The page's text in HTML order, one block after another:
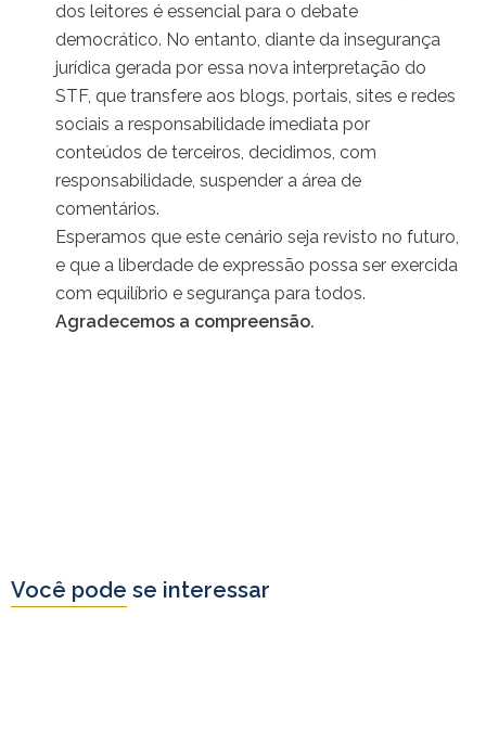
dos leitores é essencial para o debate
democrático. No entanto, diante da insegurança
jurídica gerada por essa nova interpretação do
STF, que transfere aos blogs, portais, sites e redes
sociais a responsabilidade imediata por
conteúdos de terceiros, decidimos, com
responsabilidade, suspender a área de
comentários.
Esperamos que este cenário seja revisto no futuro,
e que a liberdade de expressão possa ser exercida
com equilíbrio e segurança para todos.
Agradecemos a compreensão.
Você pode se interessar